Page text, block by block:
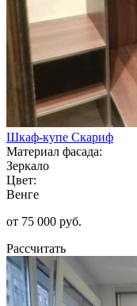
Шкаф-купе Скариф
Материал фасада:
Зеркало
Цвет:
Венге
от 75 000 руб.
Рассчитать